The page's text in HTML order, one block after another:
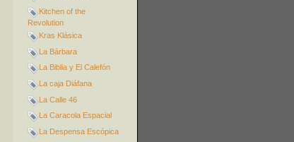
Kitchen of the
Revolution
Kras Klásica
La Bárbara
La Biblia y El Calefón
La caja Diáfana
La Calle 46
La Caracola Espacial
La Despensa Escópica